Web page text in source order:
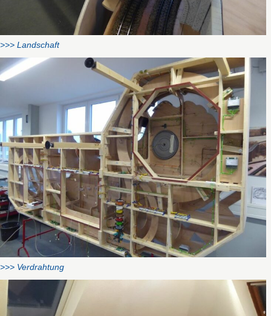
>>> Landschaft
>>> Verdrahtung